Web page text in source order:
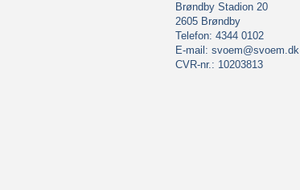
Brøndby Stadion 20
2605 Brøndby
Telefon: 4344 0102
E-mail: svoem@svoem.dk
CVR-nr.: 10203813